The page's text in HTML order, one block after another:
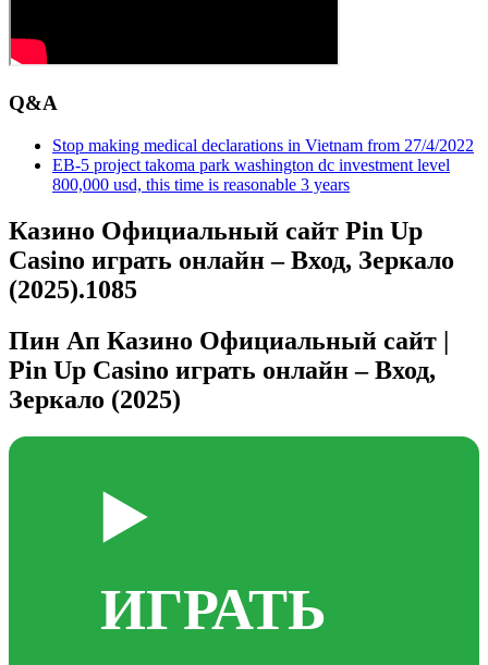
Q&A
Stop making medical declarations in Vietnam from 27/4/2022
EB-5 project takoma park washington dc investment level
800,000 usd, this time is reasonable 3 years
Казино Официальный сайт Pin Up
Casino играть онлайн – Вход, Зеркало
(2025).1085
Пин Ап Казино Официальный сайт |
Pin Up Casino играть онлайн – Вход,
Зеркало (2025)
▶️
ИГРАТЬ